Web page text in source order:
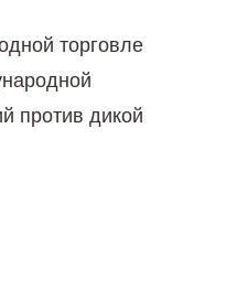
торговле
против дикой